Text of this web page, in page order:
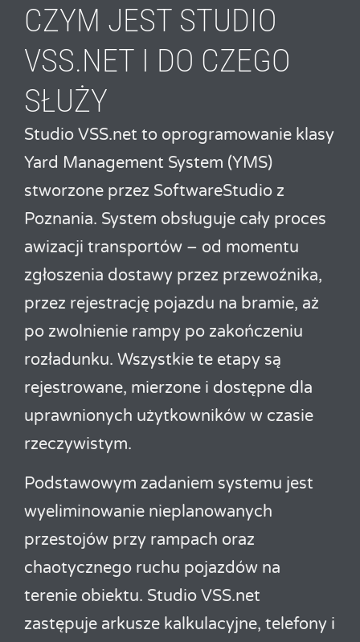
CZYM JEST STUDIO
VSS.NET I DO CZEGO
SŁUŻY
Studio VSS.net to oprogramowanie klasy
Yard Management System (YMS)
stworzone przez SoftwareStudio z
Poznania. System obsługuje cały proces
awizacji transportów – od momentu
zgłoszenia dostawy przez przewoźnika,
przez rejestrację pojazdu na bramie, aż
po zwolnienie rampy po zakończeniu
rozładunku. Wszystkie te etapy są
rejestrowane, mierzone i dostępne dla
uprawnionych użytkowników w czasie
rzeczywistym.
Podstawowym zadaniem systemu jest
wyeliminowanie nieplanowanych
przestojów przy rampach oraz
chaotycznego ruchu pojazdów na
terenie obiektu. Studio VSS.net
zastępuje arkusze kalkulacyjne, telefony i